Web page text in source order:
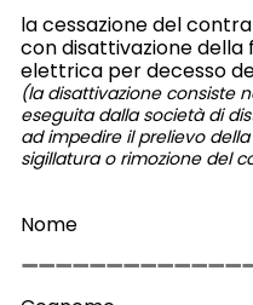
la cessazione del
con disattivazione
elettrica per decesso
(la disattivazione consiste
eseguita dalla società di
ad impedire il prelievo
sigillatura o rimozione del
Nome